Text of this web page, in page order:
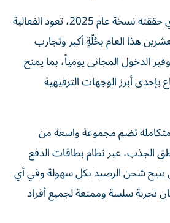
وبعد النجاح اللافت الذي حققته نسخة عام 2025، تعود الفعالية
هذا العام بحُلّةٍ أكبر وتجارب
الدخول المجاني يومياً، بما يمنح
بإحدى أبرز الوجهات الترفيهية
تضم مجموعة واسعة من
الجذب، عبر نظام بطاقات الدفع
يتيح شحن الرصيد بكل سهولة وفي أي
تجربة سلسة وممتعة لجميع أفراد